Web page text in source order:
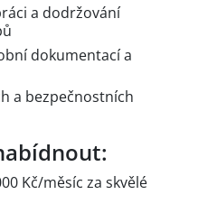
a dodržování
dokumentací a
a bezpečnostních
Kč/měsíc za skvělé